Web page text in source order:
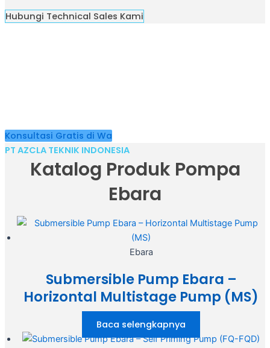
Hubungi Technical Sales Kami
Konsultasi Gratis di Wa
PT AZCLA TEKNIK INDONESIA
Katalog Produk Pompa
Ebara
Ebara
Submersible Pump Ebara –
Horizontal Multistage Pump (MS)
Baca selengkapnya